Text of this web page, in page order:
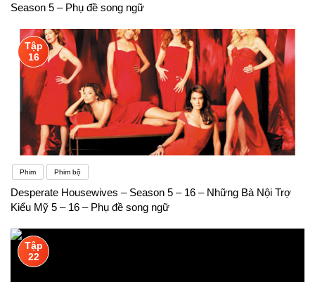
Season 5 – Phụ đề song ngữ
Tập
16
Phim Phim bộ
Desperate Housewives – Season 5 – 16 – Những Bà Nội Trợ
Kiểu Mỹ 5 – 16 – Phụ đề song ngữ
Tập
22